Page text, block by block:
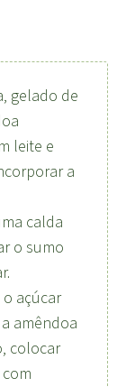
gelado de
leite e
a
calda
o sumo
açúcar
amêndoa
colocar